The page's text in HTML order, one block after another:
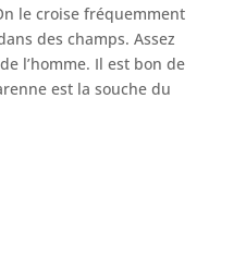
le croise fréquemment
des champs. Assez
l’homme. Il est bon de
est la souche du